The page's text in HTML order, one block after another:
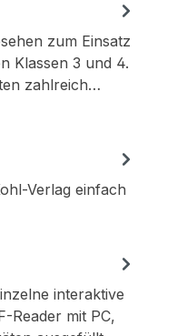
zum Einsatz
Klassen 3 und 4.
zahlreich…
Verlag einfach
interaktive
Reader mit PC,